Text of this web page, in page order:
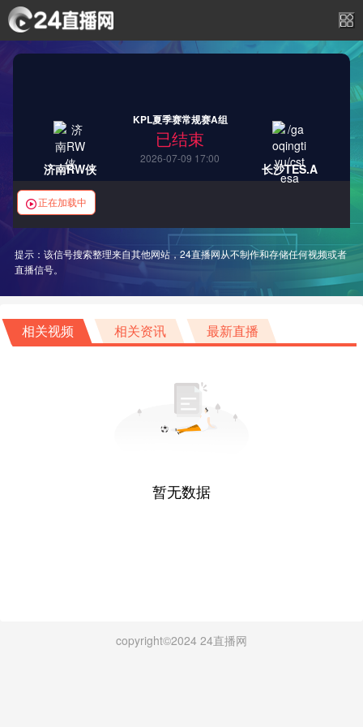
济南RW侠
KPL夏季赛常规赛A组
已结束
2026-07-09 17:00
长沙TES.A
正在加载中
提示：该信号搜索整理来自其他网站，24直播网从不制作和存储任何视频或者
直播信号。
相关视频 相关资讯 最新直播
暂无数据
copyright©2024 24直播网